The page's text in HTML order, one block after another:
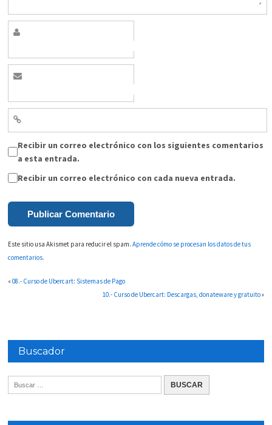
Recibir un correo electrónico con los siguientes comentarios
a esta entrada.
Recibir un correo electrónico con cada nueva entrada.
Este sitio usa Akismet para reducir el spam.Aprende cómo se procesan los datos de tus
comentarios.
«08.- Curso de Ubercart: Sistemas de Pago
10.- Curso de Ubercart: Descargas, donateware y gratuito»
Buscador